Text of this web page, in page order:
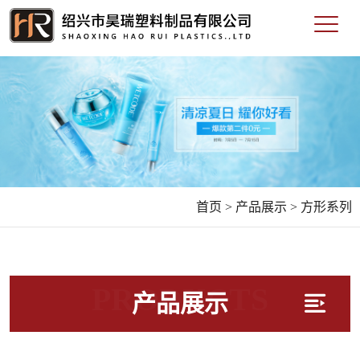
首页 > 产品展示 > 方形系列
产品展示
PRODUCTS